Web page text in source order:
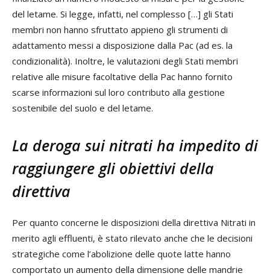
del letame. Si legge, infatti, nel complesso […] gli Stati
membri non hanno sfruttato appieno gli strumenti di
adattamento messi a disposizione dalla Pac (ad es. la
condizionalità). Inoltre, le valutazioni degli Stati membri
relative alle misure facoltative della Pac hanno fornito
scarse informazioni sul loro contributo alla gestione
sostenibile del suolo e del letame.
La deroga sui nitrati ha impedito di
raggiungere gli obiettivi della
direttiva
Per quanto concerne le disposizioni della direttiva Nitrati in
merito agli effluenti, è stato rilevato anche che le decisioni
strategiche come l’abolizione delle quote latte hanno
comportato un aumento della dimensione delle mandrie